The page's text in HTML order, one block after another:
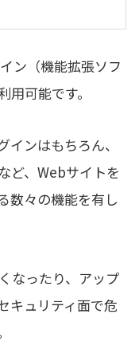
ン（機能拡張ソフ
可能です。
ンはもちろん、
ど、Webサイトを
数々の機能を有し
なったり、アップ
キュリティ面で危